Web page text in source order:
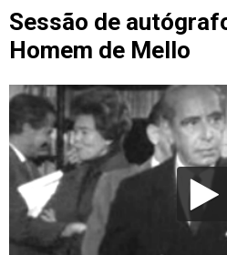
Sessão de
Homem de Mello